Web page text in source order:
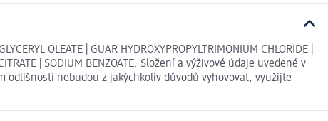
OLEATE | GUAR HYDROXYPROPYLTRIMONIUM CHLORIDE |
CITRATE | SODIUM BENZOATE. Složení a výživové údaje uvedené v
odlišnosti nebudou z jakýchkoliv důvodů vyhovovat, využijte